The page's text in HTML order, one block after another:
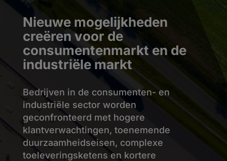
Nieuwe mogelijkheden
creëren voor de
consumentenmarkt en de
industriële markt
Bedrijven in de consumenten- en
industriële sector worden
geconfronteerd met hogere
klantverwachtingen, toenemende
duurzaamheidseisen, complexe
toeleveringsketens en kortere